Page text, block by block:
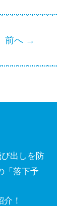
前へ →
び出しを防
「落下予
！